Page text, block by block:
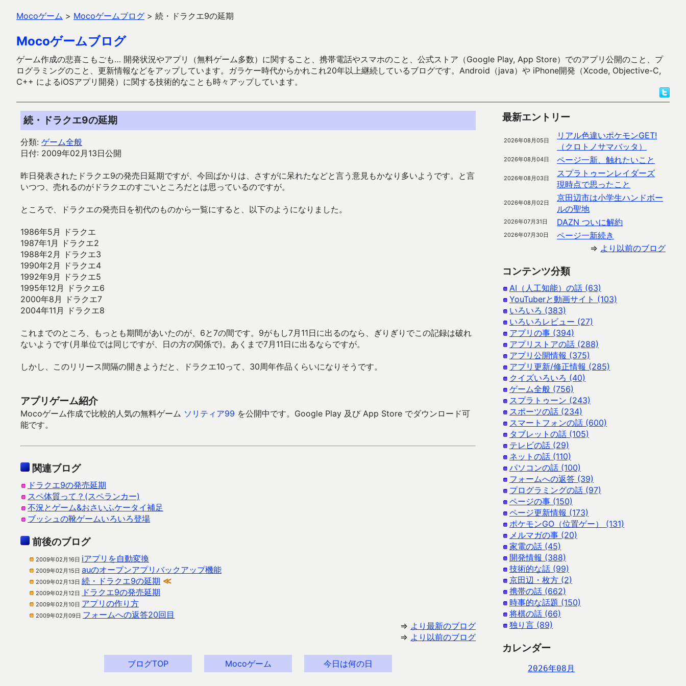
Mocoゲーム > Mocoゲームブログ > 続・ドラクエ9の延期
Mocoゲームブログ
ゲーム作成の悲喜こもごも… 開発状況やアプリ（無料ゲーム多数）に関すること、携帯電話やスマホのこと、公式ストア（Google Play, App Store）でのアプリ公開のこと、プ
ログラミングのこと、更新情報などをアップしています。ガラケー時代からかれこれ20年以上継続しているブログです。Android（java）や iPhone開発（Xcode, Objective-C,
C++ によるiOSアプリ開発）に関する技術的なことも時々アップしています。
続・ドラクエ9の延期
分類: ゲーム全般
日付: 2009年02月13日公開
昨日発表されたドラクエ9の発売日延期ですが、今回ばかりは、さすがに呆れたなどと言う意見もかなり多いようです。と言
いつつ、売れるのがドラクエのすごいところだとは思っているのですが。
ところで、ドラクエの発売日を初代のものから一覧にすると、以下のようになりました。
1986年5月 ドラクエ
1987年1月 ドラクエ2
1988年2月 ドラクエ3
1990年2月 ドラクエ4
1992年9月 ドラクエ5
1995年12月 ドラクエ6
2000年8月 ドラクエ7
2004年11月 ドラクエ8
これまでのところ、もっとも期間があいたのが、6と7の間です。9がもし7月11日に出るのなら、ぎりぎりでこの記録は破れ
ないようです(月単位では同じですが、日の方の関係で)。あくまで7月11日に出るならですが。
しかし、このリリース間隔の開きようだと、ドラクエ10って、30周年作品くらいになりそうです。
アプリゲーム紹介
Mocoゲーム作成で比較的人気の無料ゲーム ソリティア99 を公開中です。Google Play 及び App Store でダウンロード可
能です。
関連ブログ
ドラクエ9の発売延期
スペ体質って？(スペランカー)
不況とゲーム&おさいふケータイ補足
ブッシュの靴ゲームいろいろ登場
前後のブログ
2009年02月16日 iアプリを自動変換
2009年02月15日 auのオープンアプリバックアップ機能
2009年02月13日 続・ドラクエ9の延期 ≪
2009年02月12日 ドラクエ9の発売延期
2009年02月10日 アプリの作り方
2009年02月09日 フォームへの返答20回目
⇒ より最新のブログ
⇒ より以前のブログ
ブログTOP Mocoゲーム 今日は何の日
最新エントリー
2026年08月05日
リアル色違いポケモンGET!
（クロトノサマバッタ）
2026年08月04日 ページ一新、触れたいこと
2026年08月03日
スプラトゥーンレイダーズ
現時点で思ったこと
2026年08月02日
京田辺市は小学生ハンドボー
ルの聖地
2026年07月31日 DAZN ついに解約
2026年07月30日
ページ一新続き
⇒ より以前のブログ
コンテンツ分類
AI（人工知能）の話 (63)
YouTuberと動画サイト (103)
いろいろ (383)
いろいろレビュー (27)
アプリの事 (394)
アプリストアの話 (288)
アプリ公開情報 (375)
アプリ更新/修正情報 (285)
クイズいろいろ (40)
ゲーム全般 (756)
スプラトゥーン (243)
スポーツの話 (234)
スマートフォンの話 (600)
タブレットの話 (105)
テレビの話 (29)
ネットの話 (110)
パソコンの話 (100)
フォームへの返答 (39)
プログラミングの話 (97)
ページの事 (150)
ページ更新情報 (173)
ポケモンGO（位置ゲー） (131)
メルマガの事 (20)
家電の話 (45)
開発情報 (388)
技術的な話 (99)
京田辺・枚方 (2)
携帯の話 (662)
時事的な話題 (150)
将棋の話 (66)
独り言 (89)
カレンダー
2026年08月